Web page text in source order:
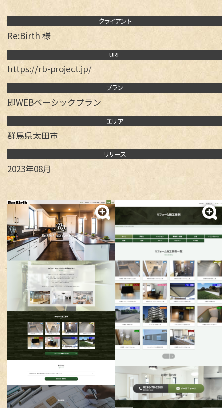
特定商取引法に基づく表記
事業案内
即WEB HP制作
ベーシックプラン
リクルートプラン
各種デザイン
デジタル・DX化講習
ウルトラプリント
制作実績
即WEB ホームページ
ベーシックプラン
LP（ランディングページ）
各種デザイン
ロゴマーク 名刺 / カード
パンフレット
チラシ / ポスター
その他
受付 9:00～17:00 土日・祝祭日を除く
メールフォーム
クライアント
Re:Birth 様
URL
https://rb-project.jp/
プラン
即WEBベーシックプラン
エリア
群馬県太田市
リリース
2023年08月